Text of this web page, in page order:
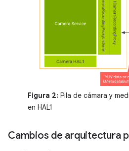
Figura 2: Pila de cámara y
en HAL1
Cambios de arquitectura